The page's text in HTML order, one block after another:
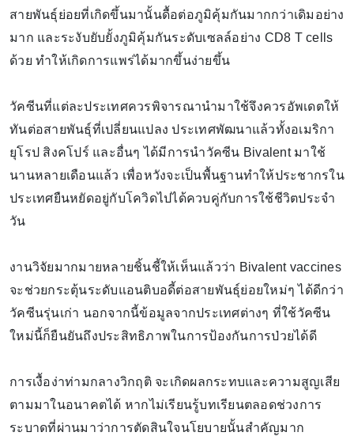
สายพันธุ์ย่อยที่เกิดขึ้นมานั้นดื้อต่อภูมิคุ้มกันมากกว่าเดิมอย่าง
มาก และระงับยับยั้งภูมิคุ้มกันระดับเซลล์อย่าง CD8 T cells
ด้วย ทำให้เกิดการแพร่ได้มากขึ้นง่ายขึ้น
วัคซีนที่แต่ละประเทศควรพิจารณานำมาใช้จึงควรอัพเดตให้
ทันต่อสายพันธุ์ที่เปลี่ยนแปลง ประเทศพัฒนาแล้วทั้งอเมริกา
ยุโรป สิงคโปร์ และอื่นๆ ได้มีการนำวัคซีน Bivalent มาใช้
นานหลายเดือนแล้ว เพื่อหวังจะเป็นพื้นฐานทำให้ประชากรใน
ประเทศยืนหยัดอยู่กับโควิดไปได้ควบคู่กับการใช้ชีวิตประจำ
วัน
งานวิจัยมากมายหลายชิ้นชี้ให้เห็นแล้วว่า Bivalent vaccines
จะช่วยกระตุ้นระดับแอนติบอดี้ต่อสายพันธุ์ย่อยใหม่ๆ ได้ดีกว่า
วัคซีนรุ่นเก่า นอกจากนี้ข้อมูลจากประเทศต่างๆ ที่ใช้วัคซีน
ใหม่นี้ก็ยืนยันถึงประสิทธิภาพในการป้องกันการป่วยได้ดี
การเงื้อง่าท่ามกลางวิกฤติ จะเกิดผลกระทบและความสูญเสีย
ตามมาในอนาคตได้ หากไม่เรียนรู้บทเรียนตลอดช่วงการ
ระบาดที่ผ่านมาว่าการตัดสินใจนโยบายนั้นสำคัญมาก